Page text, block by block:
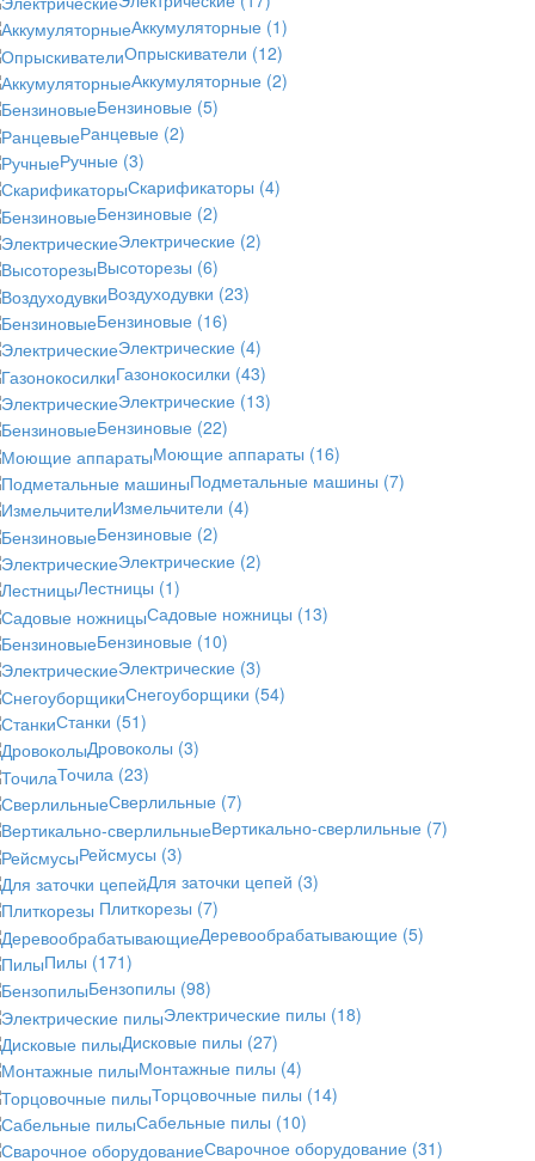
Аккумуляторные (1)
Опрыскиватели (12)
Аккумуляторные (2)
Бензиновые (5)
Ранцевые (2)
Ручные (3)
Скарификаторы (4)
Бензиновые (2)
Электрические (2)
Высоторезы (6)
Воздуходувки (23)
Бензиновые (16)
Электрические (4)
Газонокосилки (43)
Электрические (13)
Бензиновые (22)
Моющие аппараты (16)
Подметальные машины (7)
Измельчители (4)
Бензиновые (2)
Электрические (2)
Лестницы (1)
Садовые ножницы (13)
Бензиновые (10)
Электрические (3)
Снегоуборщики (54)
Станки (51)
Дровоколы (3)
Точила (23)
Сверлильные (7)
Вертикально-сверлильные (7)
Рейсмусы (3)
Для заточки цепей (3)
Плиткорезы (7)
Деревообрабатывающие (5)
Пилы (171)
Бензопилы (98)
Электрические пилы (18)
Дисковые пилы (27)
Монтажные пилы (4)
Торцовочные пилы (14)
Сабельные пилы (10)
Сварочное оборудование (31)